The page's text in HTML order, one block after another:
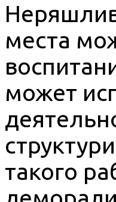
места
может
такого